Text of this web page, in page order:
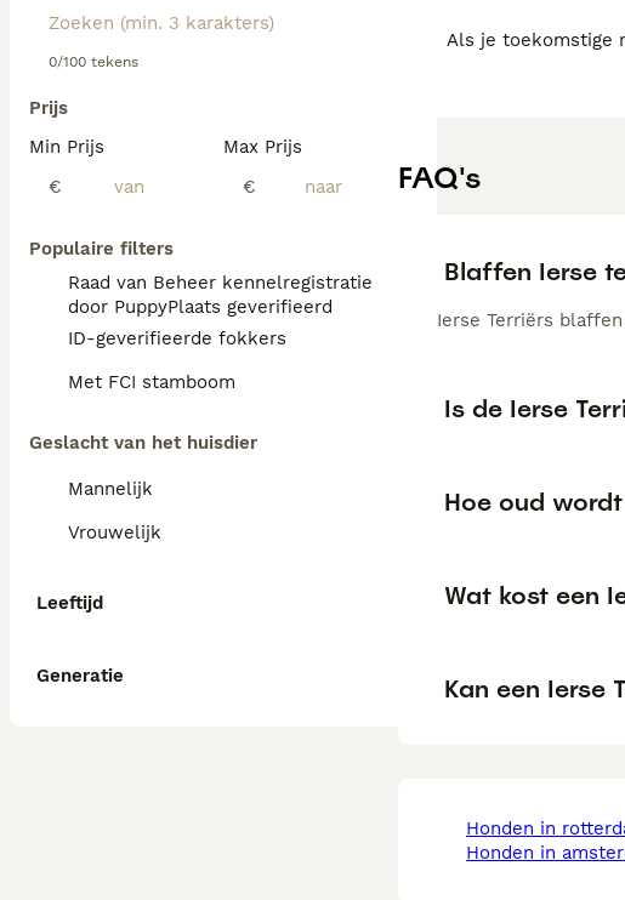
0/100 tekens
Prijs
Min Prijs
€
Max Prijs
€
Populaire filters
Raad van Beheer kennelregistratie
door PuppyPlaats geverifieerd
ID-geverifieerde fokkers
Met FCI stamboom
Geslacht van het huisdier
Mannelijk
Vrouwelijk
Leeftijd
Generatie
Als je toekomstige
FAQ's
Blaffen Ierse
Ierse Terriërs
Is de Ierse
Hoe oud
Wat kost een
Kan een Ierse
honden in
honden in